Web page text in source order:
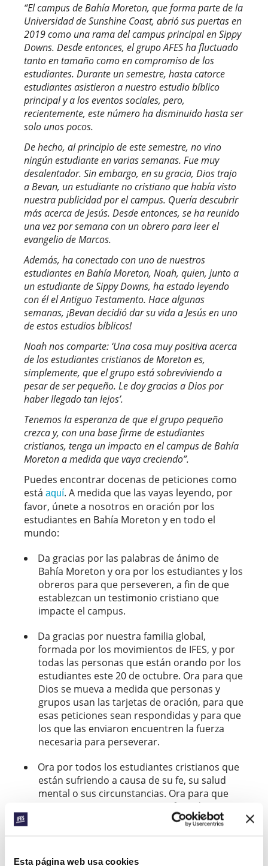
Esta página web usa cookies
“El campus de Bahía Moreton, que forma parte de la
Universidad de Sunshine Coast, abrió sus puertas en
2019 como una rama del campus principal en Sippy
Downs. Desde entonces, el grupo AFES ha fluctuado
tanto en tamaño como en compromiso de los
estudiantes. Durante un semestre, hasta catorce
estudiantes asistieron a nuestro estudio bíblico
principal y a los eventos sociales, pero,
recientemente, este número ha disminuido hasta ser
solo unos pocos.
De hecho, al principio de este semestre, no vino
ningún estudiante en varias semanas. Fue muy
desalentador. Sin embargo, en su gracia, Dios trajo
a Bevan, un estudiante no cristiano que había visto
nuestra publicidad por el campus. Quería descubrir
más acerca de Jesús. Desde entonces, se ha reunido
una vez por semana con un obrero para leer el
evangelio de Marcos.
Además, ha conectado con uno de nuestros
estudiantes en Bahía Moreton, Noah, quien, junto a
un estudiante de Sippy Downs, ha estado leyendo
con él el Antiguo Testamento. Hace algunas
semanas, ¡Bevan decidió dar su vida a Jesús en uno
de estos estudios bíblicos!
Noah nos comparte: ‘Una cosa muy positiva acerca
de los estudiantes cristianos de Moreton es,
simplemente, que el grupo está sobreviviendo a
pesar de ser pequeño. Le doy gracias a Dios por
haber llegado tan lejos’.
Tenemos la esperanza de que el grupo pequeño
crezca y, con una base firme de estudiantes
cristianos, tenga un impacto en el campus de Bahía
Moreton a medida que vaya creciendo”.
Puedes encontrar docenas de peticiones como
está aquí. A medida que las vayas leyendo, por
favor, únete a nosotros en oración por los
estudiantes en Bahía Moreton y en todo el
mundo:
Da gracias por las palabras de ánimo de
Bahía Moreton y ora por los estudiantes y los
obreros para que perseveren, a fin de que
establezcan un testimonio cristiano que
impacte el campus.
Da gracias por nuestra familia global,
formada por los movimientos de IFES, y por
todas las personas que están orando por los
estudiantes este 20 de octubre. Ora para que
Dios se mueva a medida que personas y
grupos usan las tarjetas de oración, para que
esas peticiones sean respondidas y para que
los que las enviaron encuentren la fuerza
necesaria para perseverar.
Ora por todos los estudiantes cristianos que
están sufriendo a causa de su fe, su salud
mental o sus circunstancias. Ora para que
esta semana se sientan reconfortados y
descubran que el poder de Dios se